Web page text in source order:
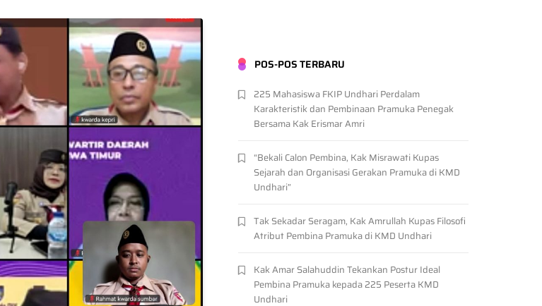
POS-POS TERBARU
225 Mahasiswa FKIP Undhari Perdalam
Karakteristik dan Pembinaan Pramuka Penegak
Bersama Kak Erismar Amri
“Bekali Calon Pembina, Kak Misrawati Kupas
Sejarah dan Organisasi Gerakan Pramuka di KMD
Undhari”
Tak Sekadar Seragam, Kak Amrullah Kupas Filosofi
Atribut Pembina Pramuka di KMD Undhari
Kak Amar Salahuddin Tekankan Postur Ideal
Pembina Pramuka kepada 225 Peserta KMD
Undhari